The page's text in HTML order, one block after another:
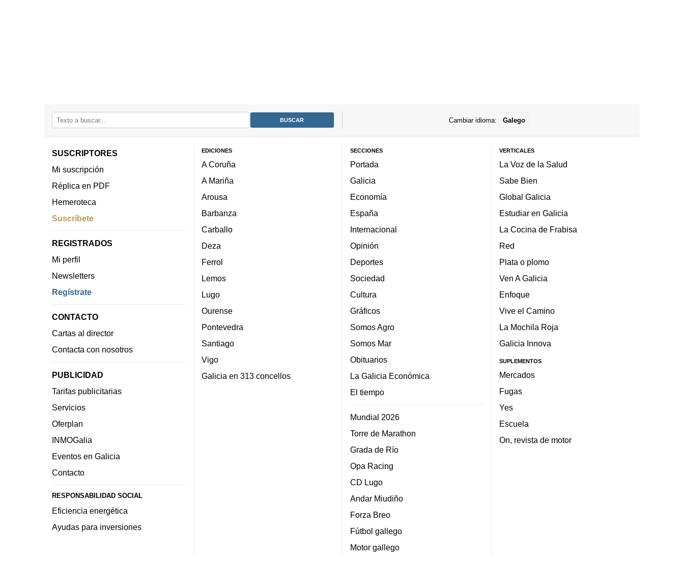
Cambiar idioma: Galego
SUSCRIPTORES
Mi suscripción
Réplica en PDF
Hemeroteca
Suscríbete
REGISTRADOS
Mi perfil
Newsletters
Regístrate
CONTACTO
Cartas al director
Contacta con nosotros
PUBLICIDAD
Tarifas publicitarias
Servicios
Oferplan
INMOGalia
Eventos en Galicia
Contacto
RESPONSABILIDAD SOCIAL
Eficiencia energética
Ayudas para inversiones
EDICIONES
A Coruña
A Mariña
Arousa
Barbanza
Carballo
Deza
Ferrol
Lemos
Lugo
Ourense
Pontevedra
Santiago
Vigo
Galicia en 313 concellos
SECCIONES
Portada
Galicia
Economía
España
Internacional
Opinión
Deportes
Sociedad
Cultura
Gráficos
Somos Agro
Somos Mar
Obituarios
La Galicia Económica
El tiempo
Mundial 2026
Torre de Marathon
Grada de Río
Opa Racing
CD Lugo
Andar Miudiño
Forza Breo
Fútbol gallego
Motor gallego
VERTICALES
La Voz de la Salud
Sabe Bien
Global Galicia
Estudiar en Galicia
La Cocina de Frabisa
Red
Plata o plomo
Ven A Galicia
Enfoque
Vive el Camino
La Mochila Roja
Galicia Innova
SUPLEMENTOS
Mercados
Fugas
Yes
Escuela
On, revista de motor